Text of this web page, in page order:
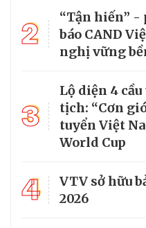
2
“Tận hiến”
báo CAND
nghị vững
3
Lộ diện 4
tịch: “Cơn
tuyển Việt
World Cup
4
VTV sở hữu
2026